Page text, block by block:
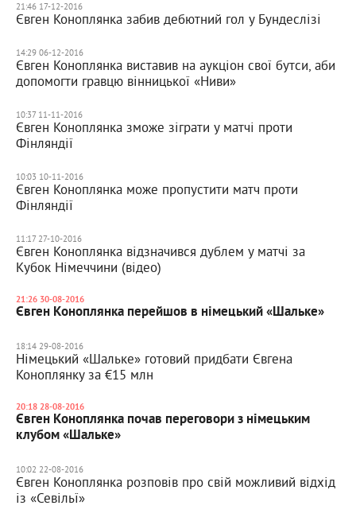
21:46 17-12-2016
Євген Коноплянка забив дебютний гол у Бундеслізі
14:29 06-12-2016
Євген Коноплянка виставив на аукціон свої бутси, аби
допомогти гравцю вінницької «Ниви»
10:37 11-11-2016
Євген Коноплянка зможе зіграти у матчі проти
Фінляндії
10:03 10-11-2016
Євген Коноплянка може пропустити матч проти
Фінляндії
11:17 27-10-2016
Євген Коноплянка відзначився дублем у матчі за
Кубок Німеччини (відео)
21:26 30-08-2016
Євген Коноплянка перейшов в німецький «Шальке»
18:14 29-08-2016
Німецький «Шальке» готовий придбати Євгена
Коноплянку за €15 млн
20:18 28-08-2016
Євген Коноплянка почав переговори з німецьким
клубом «Шальке»
10:02 22-08-2016
Євген Коноплянка розповів про свій можливий відхід
із «Севільї»